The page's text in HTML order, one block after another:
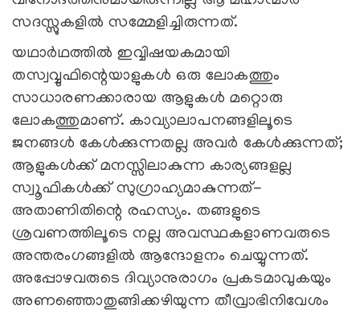
സദസ്സുകളില്‍ സമ്മേളിച്ചിരുന്നത്.
യഥാര്‍ഥത്തില്‍ ഇവ്വിഷയകമായി
തസ്വവ്വുഫിന്റെയാളുകള്‍ ഒരു ലോകത്തും
സാധാരണക്കാരായ ആളുകള്‍ മറ്റൊരു
ലോകത്തുമാണ്. കാവ്യാലാപനങ്ങളിലൂടെ
ജനങ്ങള്‍ കേള്‍ക്കുന്നതല്ല അവര്‍ കേള്‍ക്കുന്നത്;
ആളുകള്‍ക്ക് മനസ്സിലാകുന്ന കാര്യങ്ങളല്ല
സ്വൂഫികള്‍ക്ക് സുഗ്രാഹ്യമാകുന്നത്-
അതാണിതിന്റെ രഹസ്യം. തങ്ങളുടെ
ശ്രവണത്തിലൂടെ നല്ല അവസ്ഥകളാണവരുടെ
അന്തരംഗങ്ങളില്‍ ആന്ദോളനം ചെയ്യുന്നത്.
അപ്പോഴവരുടെ ദിവ്യാനുരാഗം പ്രകടമാവുകയും
അണഞ്ഞൊതുങ്ങിക്കഴിയുന്ന തീവ്രാഭിനിവേശം